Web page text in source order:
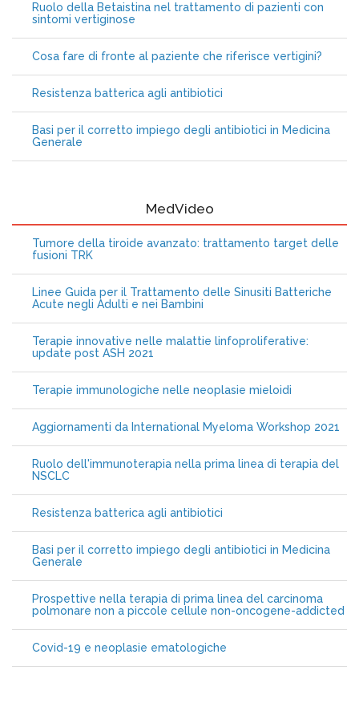
Ruolo della Betaistina nel trattamento di pazienti con
sintomi vertiginose
Cosa fare di fronte al paziente che riferisce vertigini?
Resistenza batterica agli antibiotici
Basi per il corretto impiego degli antibiotici in Medicina
Generale
MedVideo
Tumore della tiroide avanzato: trattamento target delle
fusioni TRK
Linee Guida per il Trattamento delle Sinusiti Batteriche
Acute negli Adulti e nei Bambini
Terapie innovative nelle malattie linfoproliferative:
update post ASH 2021
Terapie immunologiche nelle neoplasie mieloidi
Aggiornamenti da International Myeloma Workshop 2021
Ruolo dell'immunoterapia nella prima linea di terapia del
NSCLC
Resistenza batterica agli antibiotici
Basi per il corretto impiego degli antibiotici in Medicina
Generale
Prospettive nella terapia di prima linea del carcinoma
polmonare non a piccole cellule non-oncogene-addicted
Covid-19 e neoplasie ematologiche